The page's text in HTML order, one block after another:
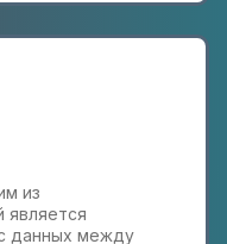
из
является
данных между